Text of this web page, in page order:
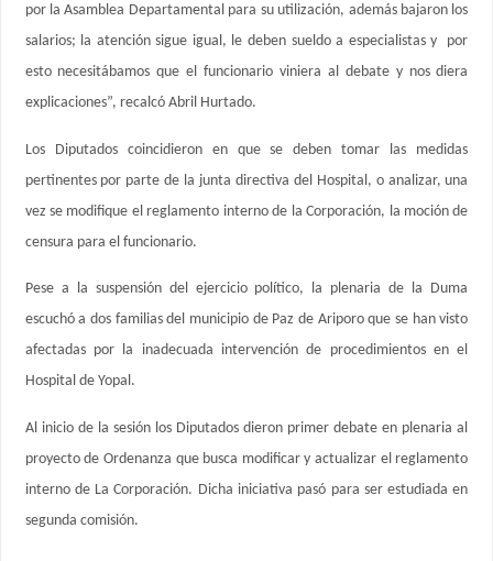
por la Asamblea Departamental para su utilización, además bajaron los
salarios; la atención sigue igual, le deben sueldo a especialistas y por
esto necesitábamos que el funcionario viniera al debate y nos diera
explicaciones”, recalcó Abril Hurtado.
Los Diputados coincidieron en que se deben tomar las medidas
pertinentes por parte de la junta directiva del Hospital, o analizar, una
vez se modifique el reglamento interno de la Corporación, la moción de
censura para el funcionario.
Pese a la suspensión del ejercicio político, la plenaria de la Duma
escuchó a dos familias del municipio de Paz de Ariporo que se han visto
afectadas por la inadecuada intervención de procedimientos en el
Hospital de Yopal.
Al inicio de la sesión los Diputados dieron primer debate en plenaria al
proyecto de Ordenanza que busca modificar y actualizar el reglamento
interno de La Corporación. Dicha iniciativa pasó para ser estudiada en
segunda comisión.